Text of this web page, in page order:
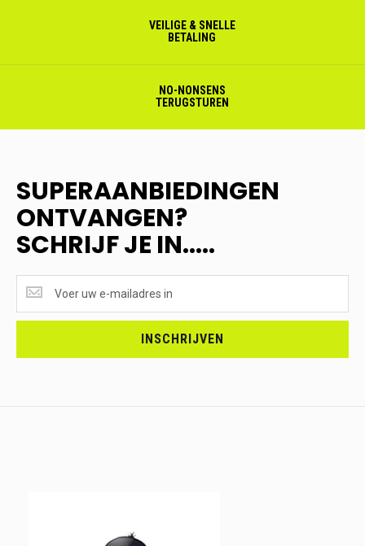
VEILIGE & SNELLE
BETALING
NO-NONSENS
TERUGSTUREN
SUPERAANBIEDINGEN
ONTVANGEN?
SCHRIJF JE IN.....
ONTVANGEN?
<br>SCHRIJF
INSCHRIJVEN